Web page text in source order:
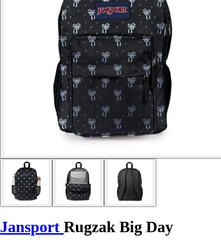
Jansport Rugzak Big Day